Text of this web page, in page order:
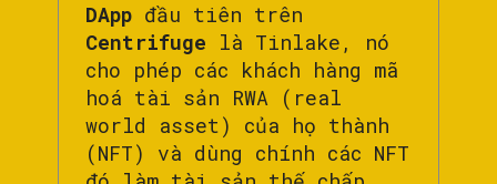
DApp đầu tiên trên
Centrifuge là Tinlake, nó
cho phép các khách hàng mã
hoá tài sản RWA (real
world asset) của họ thành
(NFT) và dùng chính các NFT